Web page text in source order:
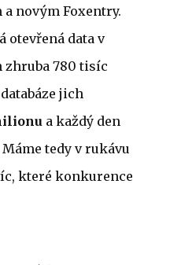
novým Foxentry.
otevřená data v
zhruba 780 tisíc
jich
a každý den
tedy v rukávu
které konkurence